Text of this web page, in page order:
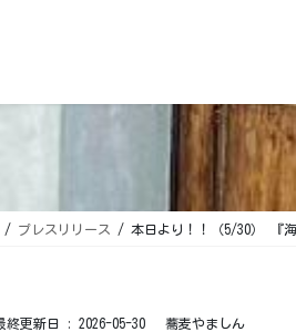
プレスリリース 本日より！！（5/30） 『
終更新日 : 2026-05-30 蕎麦やましん